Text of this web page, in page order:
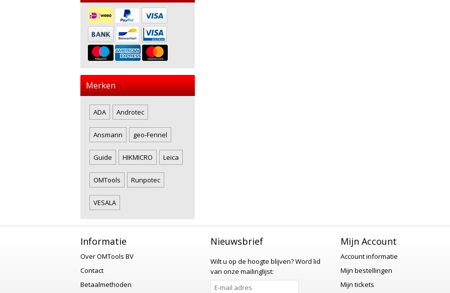
Merken
ADA Androtec
Ansmann geo-Fennel
Guide HIKMICRO Leica
OMTools Runpotec
VESALA
Informatie
Over OMTools BV
Contact
Betaalmethoden
Nieuwsbrief
Wilt u op de hoogte blijven?Word lid
van onze mailinglijst:
Mijn Account
Account informatie
Mijn bestellingen
Mijn tickets